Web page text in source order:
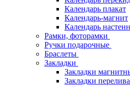
Календарь плакат
Календарь-магнит
Календарь
Рамки, фоторамки
Ручки подарочные
Браслеты
Закладки
Закладки
Закладки